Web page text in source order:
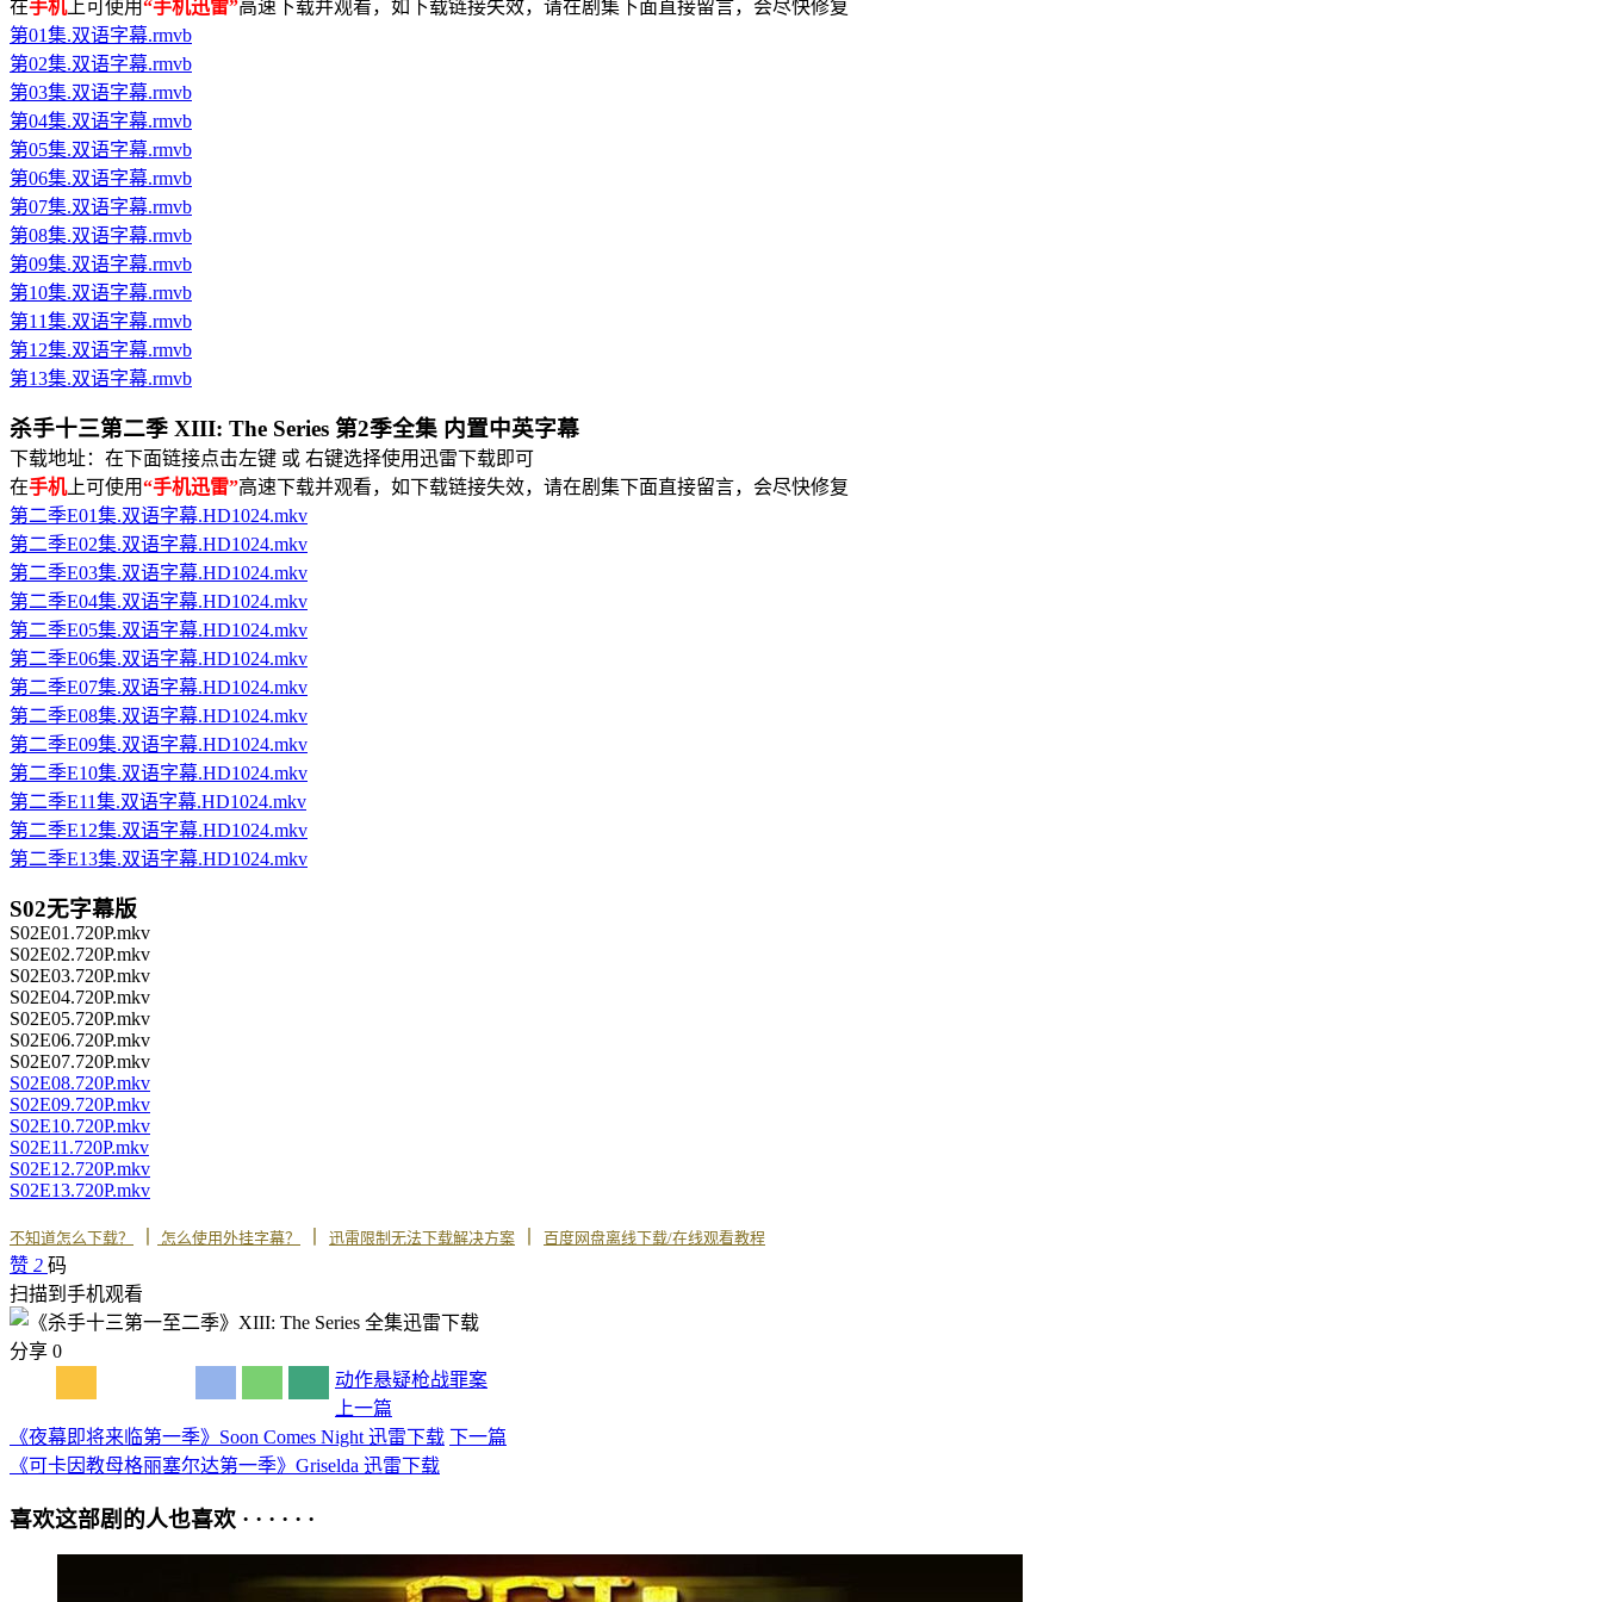
在手机上可使用“手机迅雷”高速下载并观看，如下载链接失效，请在剧集下面直接留言，会尽快修复
第01集.双语字幕.rmvb
第02集.双语字幕.rmvb
第03集.双语字幕.rmvb
第04集.双语字幕.rmvb
第05集.双语字幕.rmvb
第06集.双语字幕.rmvb
第07集.双语字幕.rmvb
第08集.双语字幕.rmvb
第09集.双语字幕.rmvb
第10集.双语字幕.rmvb
第11集.双语字幕.rmvb
第12集.双语字幕.rmvb
第13集.双语字幕.rmvb
杀手十三第二季 XIII: The Series 第2季全集 内置中英字幕
下载地址：在下面链接点击左键 或 右键选择使用迅雷下载即可
在手机上可使用“手机迅雷”高速下载并观看，如下载链接失效，请在剧集下面直接留言，会尽快修复
第二季E01集.双语字幕.HD1024.mkv
第二季E02集.双语字幕.HD1024.mkv
第二季E03集.双语字幕.HD1024.mkv
第二季E04集.双语字幕.HD1024.mkv
第二季E05集.双语字幕.HD1024.mkv
第二季E06集.双语字幕.HD1024.mkv
第二季E07集.双语字幕.HD1024.mkv
第二季E08集.双语字幕.HD1024.mkv
第二季E09集.双语字幕.HD1024.mkv
第二季E10集.双语字幕.HD1024.mkv
第二季E11集.双语字幕.HD1024.mkv
第二季E12集.双语字幕.HD1024.mkv
第二季E13集.双语字幕.HD1024.mkv
S02无字幕版
S02E01.720P.mkv
S02E02.720P.mkv
S02E03.720P.mkv
S02E04.720P.mkv
S02E05.720P.mkv
S02E06.720P.mkv
S02E07.720P.mkv
S02E08.720P.mkv
S02E09.720P.mkv
S02E10.720P.mkv
S02E11.720P.mkv
S02E12.720P.mkv
S02E13.720P.mkv
不知道怎么下载？ 怎么使用外挂字幕？ 迅雷限制无法下载解决方案 百度网盘离线下载/在线观看教程
赞 2 码
扫描到手机观看
分享 0
动作悬疑枪战罪案
上一篇
《夜幕即将来临第一季》Soon Comes Night 迅雷下载 下一篇
《可卡因教母格丽塞尔达第一季》Griselda 迅雷下载
喜欢这部剧的人也喜欢 · · · · · ·